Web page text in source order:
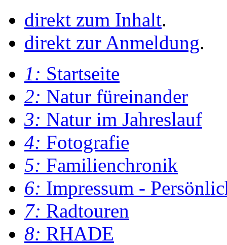
direkt zum Inhalt.
direkt zur Anmeldung.
1: Startseite
2: Natur füreinander
3: Natur im Jahreslauf
4: Fotografie
5: Familienchronik
6: Impressum -
7: Radtouren
8: RHADE